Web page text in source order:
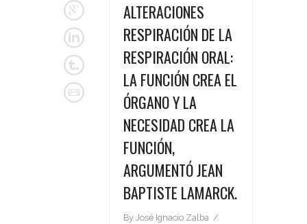
ALTERACIONES
RESPIRACIÓN DE LA
RESPIRACIÓN ORAL:
LA FUNCIÓN CREA EL
ÓRGANO Y LA
NECESIDAD CREA LA
FUNCIÓN,
ARGUMENTÓ JEAN
BAPTISTE LAMARCK.
By José Ignacio Zalba